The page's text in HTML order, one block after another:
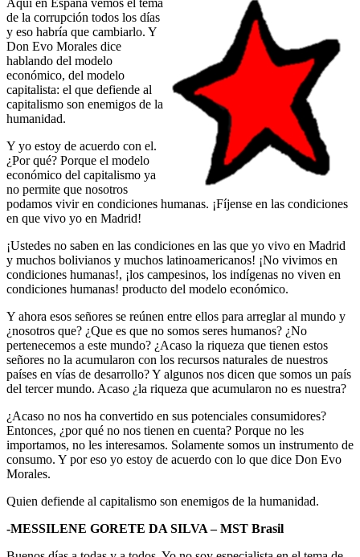
Aquí en España vemos el tema
de la corrupción todos los días
y eso habría que cambiarlo. Y
Don Evo Morales dice
hablando del modelo
económico, del modelo
capitalista: el que defiende al
capitalismo son enemigos de la
humanidad.
Y yo estoy de acuerdo con el.
¿Por qué? Porque el modelo
económico del capitalismo ya
no permite que nosotros
podamos vivir en condiciones humanas. ¡Fíjense en las condiciones
en que vivo yo en Madrid!
¡Ustedes no saben en las condiciones en las que yo vivo en Madrid
y muchos bolivianos y muchos latinoamericanos! ¡No vivimos en
condiciones humanas!, ¡los campesinos, los indígenas no viven en
condiciones humanas! producto del modelo económico.
Y ahora esos señores se reúnen entre ellos para arreglar al mundo y
¿nosotros que? ¿Que es que no somos seres humanos? ¿No
pertenecemos a este mundo? ¿Acaso la riqueza que tienen estos
señores no la acumularon con los recursos naturales de nuestros
países en vías de desarrollo? Y algunos nos dicen que somos un país
del tercer mundo. Acaso ¿la riqueza que acumularon no es nuestra?
¿Acaso no nos ha convertido en sus potenciales consumidores?
Entonces, ¿por qué no nos tienen en cuenta? Porque no les
importamos, no les interesamos. Solamente somos un instrumento de
consumo. Y por eso yo estoy de acuerdo con lo que dice Don Evo
Morales.
Quien defiende al capitalismo son enemigos de la humanidad.
-MESSILENE GORETE DA SILVA – MST Brasil